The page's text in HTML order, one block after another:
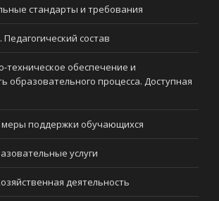
стандарты и требования
Педагогический состав
техническое обеспечение и
образовательного процесса. Доступная
поддержки обучающихся
услуги
деятельность